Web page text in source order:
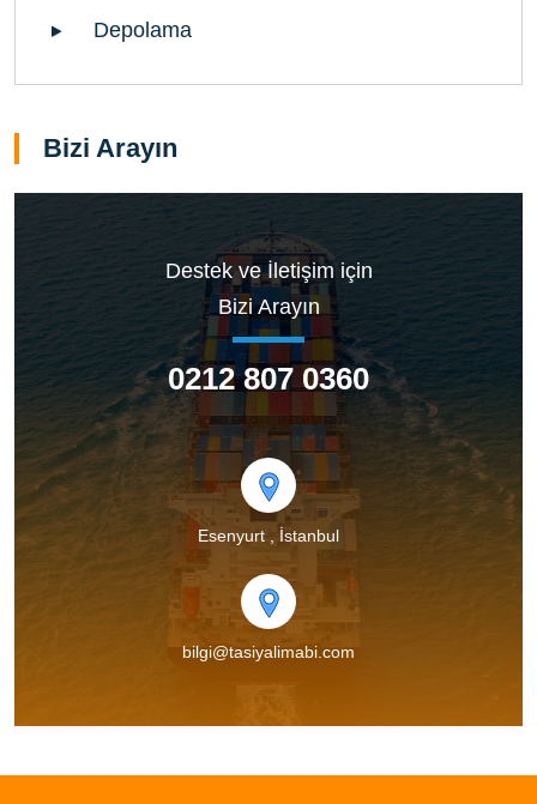
Depolama
Bizi Arayın
Destek ve İletişim için
Bizi Arayın
0212 807 0360
Esenyurt , İstanbul
bilgi@tasiyalimabi.com